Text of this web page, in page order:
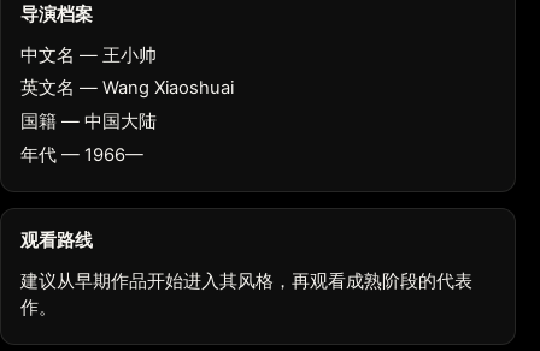
导演档案
中文名 — 王小帅
英文名 — Wang Xiaoshuai
国籍 — 中国大陆
年代 — 1966—
观看路线
建议从早期作品开始进入其风格，再观看成熟阶段的代表
作。